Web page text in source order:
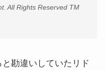
All Rights Reserved TM
勘違いしていたリド